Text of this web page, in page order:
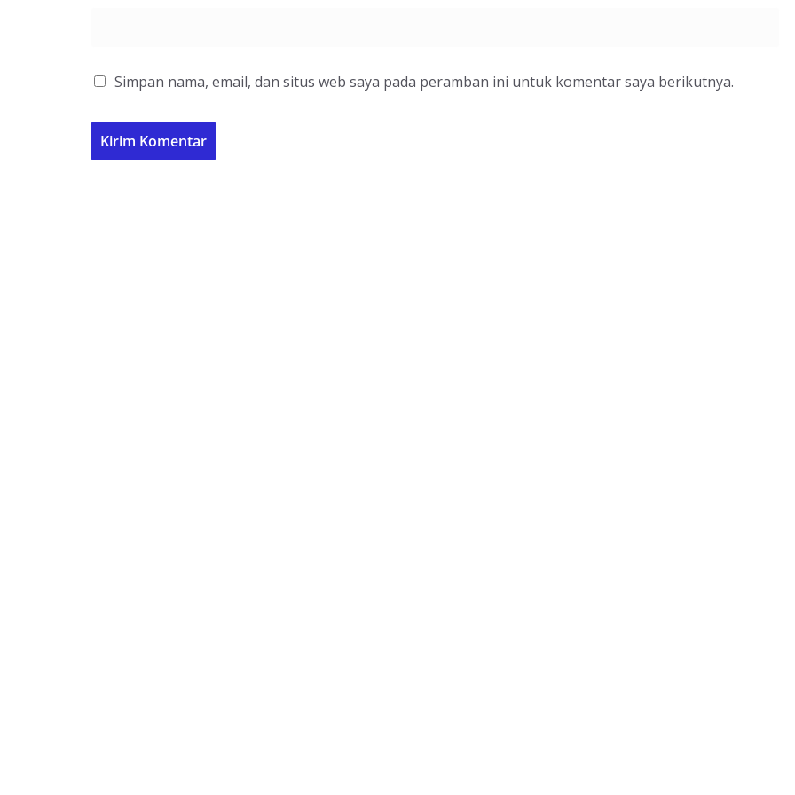
Simpan nama, email, dan situs web saya pada peramban ini untuk komentar saya berikutnya.